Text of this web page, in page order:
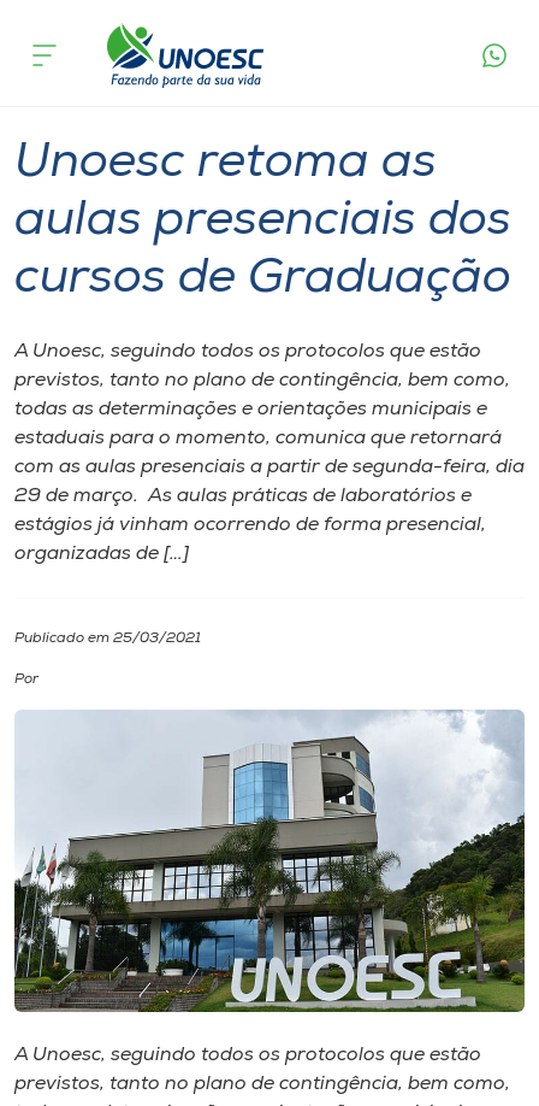
Cursos
Pesquisa
Atendimento ao Estudante
Portal de Ensino
A
Internacionalização
Biblioteca
Editora
Museu
acontece
Unoesc retoma as
aulas presenciais dos
cursos de Graduação
A Unoesc, seguindo todos os protocolos que estão
previstos, tanto no plano de contingência, bem como,
todas as determinações e orientações municipais e
estaduais para o momento, comunica que retornará
com as aulas presenciais a partir de segunda-feira, dia
29 de março. As aulas práticas de laboratórios e
estágios já vinham ocorrendo de forma presencial,
organizadas de […]
Publicado em 25/03/2021
Por
A Unoesc, seguindo todos os protocolos que estão
previstos, tanto no plano de contingência, bem como,